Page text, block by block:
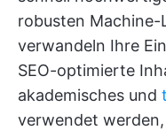
robusten
verwandeln Ihre
SEO-optimierte
akademisches und
verwendet